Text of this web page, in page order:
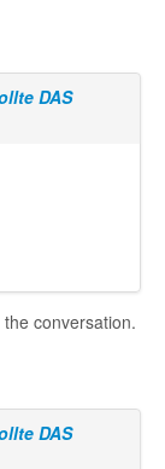
DAS
conversation.
DAS